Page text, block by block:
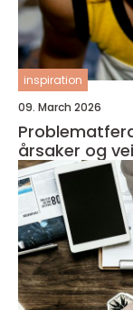
inspiration
09. March 2026
Problematferd
årsaker og